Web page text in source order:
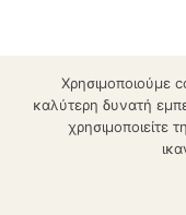
Χρησιμοποιούμε
καλύτερη δυνατή
χρησιμοποιείτε